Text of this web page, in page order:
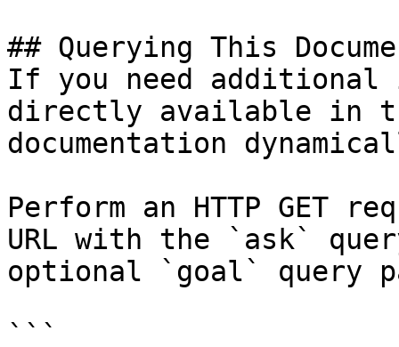
## Querying This
If you need
directly available in
documentation
Perform an HTTP GET
URL with the `ask`
optional `goal` query
```